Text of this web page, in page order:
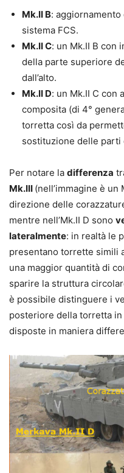
Mk.II B:
sistema FCS.
Mk.II C: un Mk.II B con
della parte superiore
dall’alto.
Mk.II D: un Mk.II C con
composita (di 4°
torretta così da
sostituzione delle parti
Per notare la differenza
Mk.III (nell’immagine è un
direzione delle
mentre nell’Mk.II D sono
lateralmente: in realtà le
presentano torrette simili
una maggior quantità di
sparire la struttura
è possibile distinguere i
posteriore della torretta
disposte in maniera